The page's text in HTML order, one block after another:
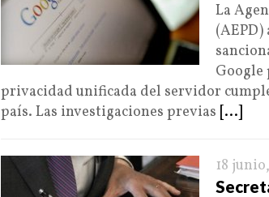
La
Google
privacidad unificada del servidor
país. Las investigaciones previas [...]
18